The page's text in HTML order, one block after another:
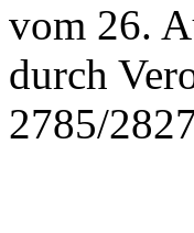
vom 26.
durch
2785/